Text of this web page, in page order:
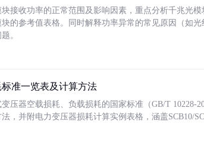
接收功率的正常范围及影响因素，重点分析千兆光
的参考值表格。同时解释功率异常的常见原因（如
。
准一览表及计算方法
压器空载损耗、负载损耗的国家标准（GB/T 10228-
，并附电力变压器损耗计算实例表格，涵盖SCB10/